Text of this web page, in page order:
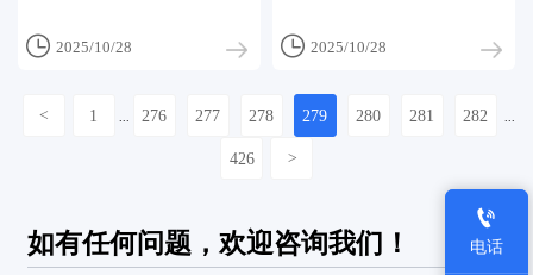
 2025/10/28  2025/10/28
< 1 276 277 278 279 280 281 282
426 >
如有任何问题，欢迎咨询我们！

电话